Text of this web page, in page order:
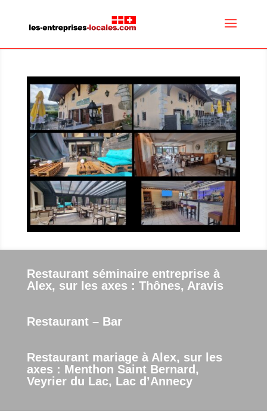
Restaurant séminaire entreprise à
Alex, sur les axes : Thônes, Aravis
Restaurant – Bar
Restaurant mariage à Alex, sur les
axes : Menthon Saint Bernard,
Veyrier du Lac, Lac d’Annecy